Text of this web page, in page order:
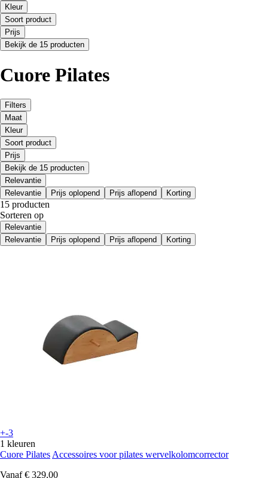
Kleur
Soort product
Prijs
Bekijk de 15 producten
Cuore Pilates
Filters
Maat
Kleur
Soort product
Prijs
Bekijk de 15 producten
Relevantie
Relevantie
Prijs oplopend Prijs aflopend Korting
15 producten
Sorteren op
Relevantie
Relevantie
Prijs oplopend Prijs aflopend Korting
+-3
1 kleuren
Cuore Pilates Accessoires voor pilates wervelkolomcorrector
Vanaf € 329,00